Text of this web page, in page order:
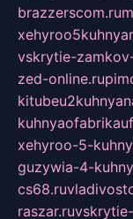
brazzerscom.ru
vskrytie-
zed-online.ru
xehyroo-5-
guzywia-4-
cs68.ru
raszar.ru